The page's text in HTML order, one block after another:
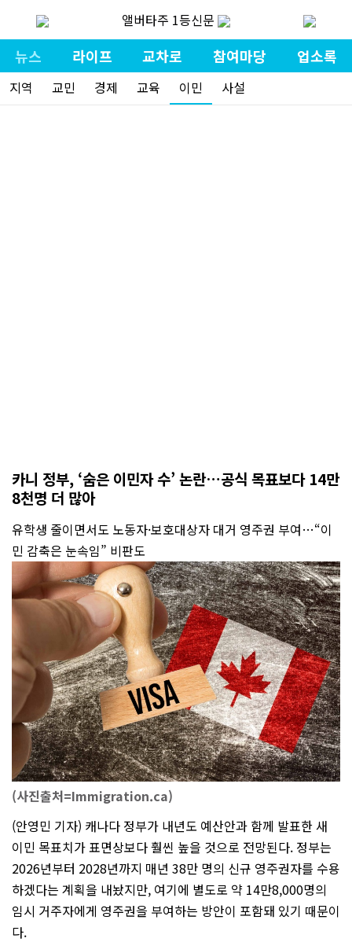
앨버타주 1등신문
뉴스 라이프 교차로 참여마당 업소록
지역 교민 경제 교육 이민 사설
카니 정부, ‘숨은 이민자 수’ 논란…공식 목표보다 14만
8천명 더 많아
유학생 줄이면서도 노동자·보호대상자 대거 영주권 부여…“이
민 감축은 눈속임” 비판도
(사진출처=Immigration.ca)
(안영민 기자) 캐나다 정부가 내년도 예산안과 함께 발표한 새
이민 목표치가 표면상보다 훨씬 높을 것으로 전망된다. 정부는
2026년부터 2028년까지 매년 38만 명의 신규 영주권자를 수용
하겠다는 계획을 내놨지만, 여기에 별도로 약 14만8,000명의
임시 거주자에게 영주권을 부여하는 방안이 포함돼 있기 때문이
다.